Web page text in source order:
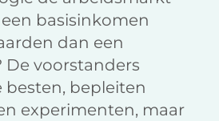
basisinkomen
dan een
De voorstanders
besten, bepleiten
experimenten, maar